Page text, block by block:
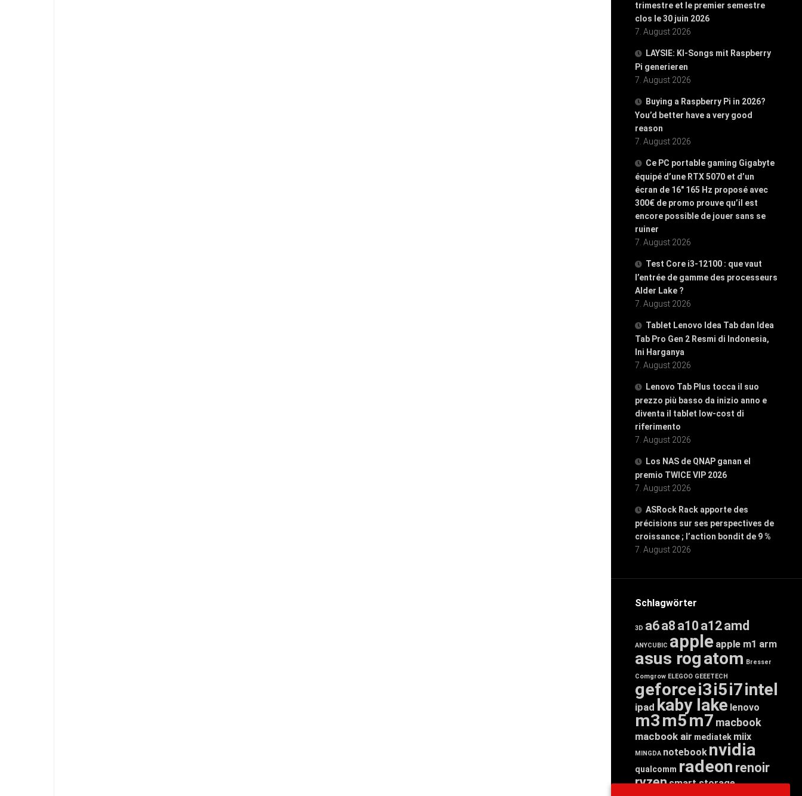
trimestre et le premier semestre
clos le 30 juin 2026
7. August 2026
LAYSIE: KI-Songs mit Raspberry
Pi generieren
7. August 2026
Buying a Raspberry Pi in 2026?
You’d better have a very good
reason
7. August 2026
Ce PC portable gaming Gigabyte
équipé d’une RTX 5070 et d’un
écran de 16″ 165 Hz proposé avec
300€ de promo prouve qu’il est
encore possible de jouer sans se
ruiner
7. August 2026
Test Core i3-12100 : que vaut
l’entrée de gamme des processeurs
Alder Lake ?
7. August 2026
Tablet Lenovo Idea Tab dan Idea
Tab Pro Gen 2 Resmi di Indonesia,
Ini Harganya
7. August 2026
Lenovo Tab Plus tocca il suo
prezzo più basso da inizio anno e
diventa il tablet low-cost di
riferimento
7. August 2026
Los NAS de QNAP ganan el
premio TWICE VIP 2026
7. August 2026
ASRock Rack apporte des
précisions sur ses perspectives de
croissance ; l’action bondit de 9 %
7. August 2026
Schlagwörter
3D a6a8 a10 a12amd
ANYCUBIC apple apple m1 arm
asus rogatom Bresser
Comgrow ELEGOO GEEETECH
geforcei3i5i7intel
ipad kaby lake lenovo
m3m5m7 macbook
macbook air mediatek miix
MINGDA notebook nvidia
qualcomm radeon renoir
ryzensmart storage